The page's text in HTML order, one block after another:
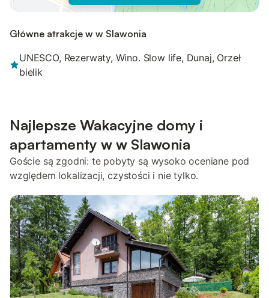
Główne atrakcje w w Slawonia
UNESCO, Rezerwaty, Wino. Slow life, Dunaj, Orzeł
bielik
Najlepsze Wakacyjne domy i
apartamenty w w Slawonia
Goście są zgodni: te pobyty są wysoko oceniane pod
względem lokalizacji, czystości i nie tylko.